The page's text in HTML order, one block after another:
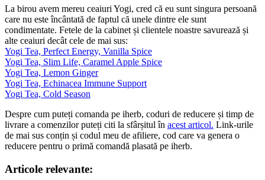
La birou avem mereu ceaiuri Yogi, cred că eu sunt singura persoană
care nu este încântată de faptul că unele dintre ele sunt
condimentate. Fetele de la cabinet și clientele noastre savurează și
alte ceaiuri decât cele de mai sus:
Yogi Tea, Perfect Energy, Vanilla Spice
Yogi Tea, Slim Life, Caramel Apple Spice
Yogi Tea, Lemon Ginger
Yogi Tea, Echinacea Immune Support
Yogi Tea, Cold Season
Despre cum puteți comanda pe iherb, coduri de reducere și timp de
livrare a comenzilor puteți citi la sfârșitul în acest articol. Link-urile
de mai sus conțin și codul meu de afiliere, cod care va genera o
reducere pentru o primă comandă plasată pe iherb.
Articole relevante: